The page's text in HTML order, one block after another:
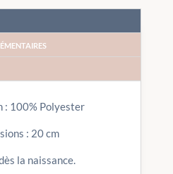
: 100% Polyester
: 20 cm
la naissance.